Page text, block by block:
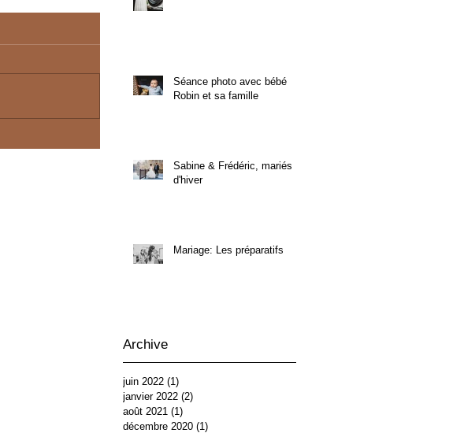
Séance photo avec bébé
Robin et sa famille
Sabine & Frédéric, mariés
d'hiver
Mariage: Les préparatifs
Archive
juin 2022 (1)
janvier 2022 (2)
août 2021 (1)
décembre 2020 (1)